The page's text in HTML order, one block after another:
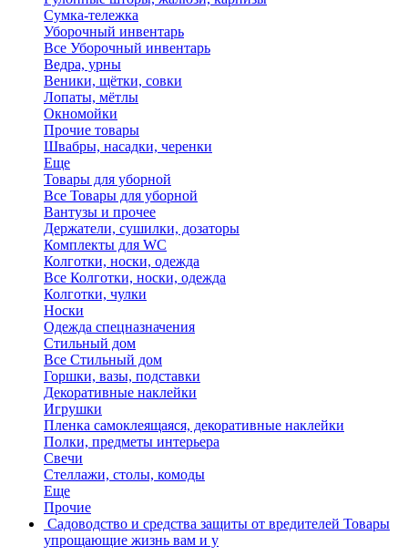
Сумка-тележка
Уборочный инвентарь
Все Уборочный инвентарь
Ведра, урны
Веники, щётки, совки
Лопаты, мётлы
Окномойки
Прочие товары
Швабры, насадки, черенки
Еще
Товары для уборной
Все Товары для уборной
Вантузы и прочее
Держатели, сушилки, дозаторы
Комплекты для WC
Колготки, носки, одежда
Все Колготки, носки, одежда
Колготки, чулки
Носки
Одежда спецназначения
Стильный дом
Все Стильный дом
Горшки, вазы, подставки
Декоративные наклейки
Игрушки
Пленка самоклеящаяся, декоративные наклейки
Полки, предметы интерьера
Свечи
Стеллажи, столы, комоды
Еще
Прочие
Садоводство и средства защиты от вредителей Товары
упрощающие жизнь вам и у